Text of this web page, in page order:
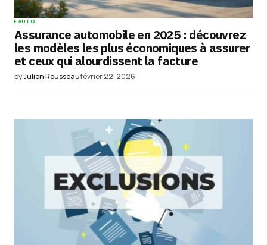
AUTO
Assurance automobile en 2025 : découvrez
les modèles les plus économiques à assurer
et ceux qui alourdissent la facture
byJulien Rousseaufévrier 22, 2026